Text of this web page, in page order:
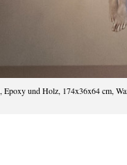
Epoxy und Holz, 174x36x64 cm,